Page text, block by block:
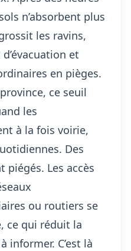
n’absorbent plus
les ravins,
et
en pièges.
ce seuil
les
à la fois voirie,
Des
Les accès
ou routiers se
ce qui réduit la
informer. C’est là